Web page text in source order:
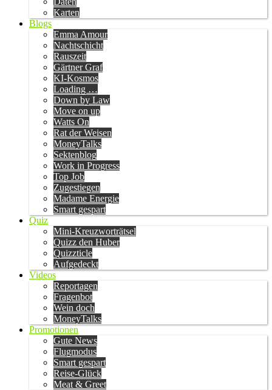
Karten
Blogs
Emma Amour
Nachtschicht
Rauszeit
Gärtner Graf
KI-Kosmos
Loading …
Down by Law
Move on up
Watts On
Rat der Weisen
MoneyTalks
Sektenblog
Work in Progress
Top Job
Zugestiegen
Madame Energie
Smart gespart
Quiz
Mini-Kreuzworträtsel
Quizz den Huber
Quizzticle
Aufgedeckt
Videos
Reportagen
Fragenbot
Wein doch
MoneyTalks
Promotionen
Gute News
Flugmodus
Smart gespart
Reise-Glück
Meat & Greet